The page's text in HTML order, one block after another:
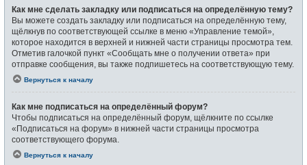
Как мне сделать закладку или подписаться на определённую тему?
Вы можете создать закладку или подписаться на определённую тему,
щёлкнув по соответствующей ссылке в меню «Управление темой»,
которое находится в верхней и нижней части страницы просмотра тем.
Отметив галочкой пункт «Сообщать мне о получении ответа» при
отправке сообщения, вы также подпишетесь на соответствующую тему.
Вернуться к началу
Как мне подписаться на определённый форум?
Чтобы подписаться на определённый форум, щёлкните по ссылке
«Подписаться на форум» в нижней части страницы просмотра
соответствующего форума.
Вернуться к началу